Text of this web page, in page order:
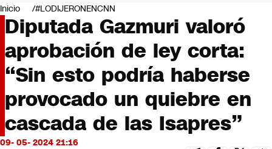
Negocios
Deportes
Programas completos
Cultura
Servicios
Bits
CNN tiempo
Opinión
Inicio #LODIJERONENCNN
Diputada Gazmuri valoró
aprobación de ley corta:
“Sin esto podría haberse
provocado un quiebre en
cascada de las Isapres”
09- 05- 2024 21:16